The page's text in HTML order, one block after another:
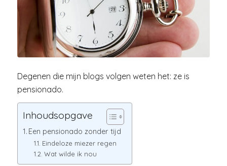
Degenen die mijn blogs volgen weten het: ze is
pensionado.
Inhoudsopgave
Een pensionado zonder tijd
Eindeloze miezer regen
Wat wilde ik nou